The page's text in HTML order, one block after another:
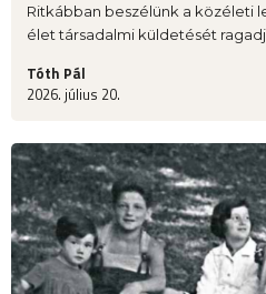
Ritkábban beszélünk a közéleti
élet társadalmi küldetését
Tóth Pál
2026. július 20.